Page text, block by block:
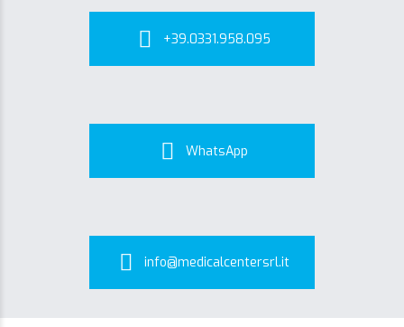
+39.0331.958.095
WhatsApp
info@medicalcentersrl.it